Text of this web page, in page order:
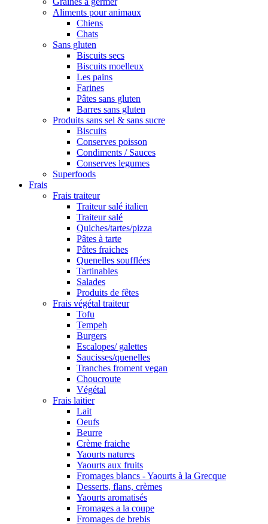
Aliments pour animaux
Chiens
Chats
Sans gluten
Biscuits secs
Biscuits moelleux
Les pains
Farines
Pâtes sans gluten
Barres sans gluten
Produits sans sel & sans sucre
Biscuits
Conserves poisson
Condiments / Sauces
Conserves legumes
Superfoods
Frais
Frais traiteur
Traiteur salé italien
Traiteur salé
Quiches/tartes/pizza
Pâtes à tarte
Pâtes fraiches
Quenelles soufflées
Tartinables
Salades
Produits de fêtes
Frais végétal traiteur
Tofu
Tempeh
Burgers
Escalopes/ galettes
Saucisses/quenelles
Tranches froment vegan
Choucroute
Végétal
Frais laitier
Lait
Oeufs
Beurre
Crème fraiche
Yaourts natures
Yaourts aux fruits
Fromages blancs - Yaourts à la Grecque
Desserts, flans, crèmes
Yaourts aromatisés
Fromages a la coupe
Fromages de brebis